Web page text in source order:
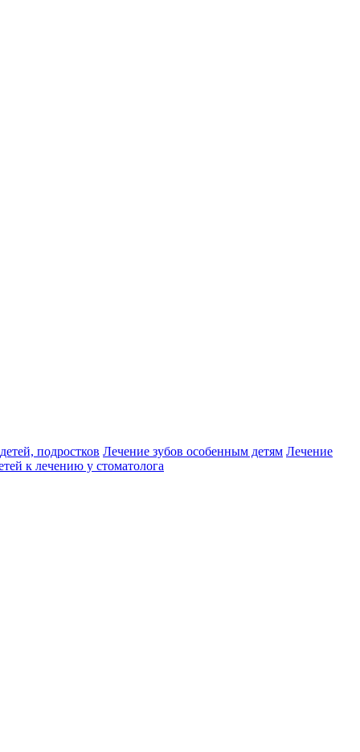
подростков Лечение зубов особенным детям Лечение
к лечению у стоматолога